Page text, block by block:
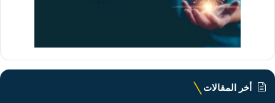
أخر المقالات